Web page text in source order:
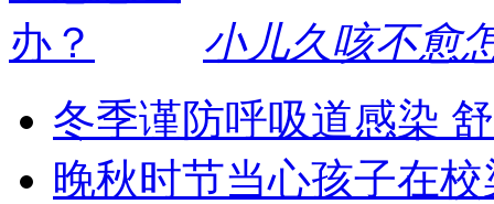
小儿久咳不愈
冬季谨防呼吸道感染
晚秋时节当心孩子在